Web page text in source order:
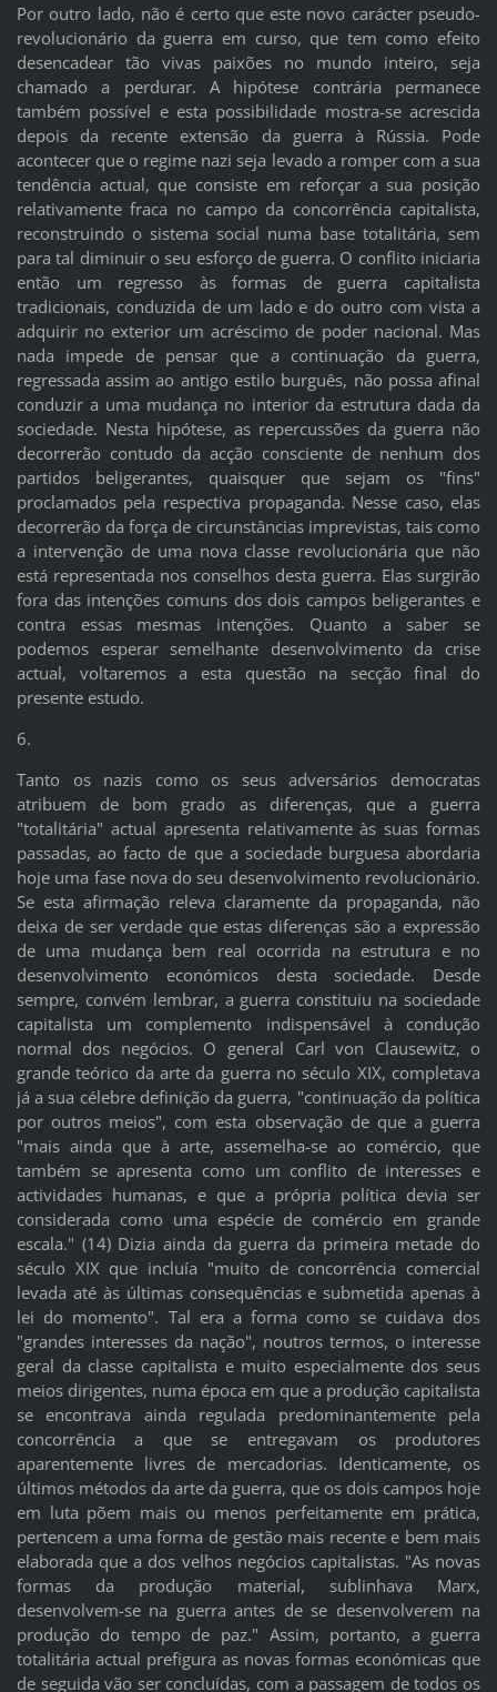
Por outro lado, não é certo que este novo carácter pseudo-
revolucionário da guerra em curso, que tem como efeito
desencadear tão vivas paixões no mundo inteiro, seja
chamado a perdurar. A hipótese contrária permanece
também possível e esta possibilidade mostra-se acrescida
depois da recente extensão da guerra à Rússia. Pode
acontecer que o regime nazi seja levado a romper com a sua
tendência actual, que consiste em reforçar a sua posição
relativamente fraca no campo da concorrência capitalista,
reconstruindo o sistema social numa base totalitária, sem
para tal diminuir o seu esforço de guerra. O conflito iniciaria
então um regresso às formas de guerra capitalista
tradicionais, conduzida de um lado e do outro com vista a
adquirir no exterior um acréscimo de poder nacional. Mas
nada impede de pensar que a continuação da guerra,
regressada assim ao antigo estilo burguês, não possa afinal
conduzir a uma mudança no interior da estrutura dada da
sociedade. Nesta hipótese, as repercussões da guerra não
decorrerão contudo da acção consciente de nenhum dos
partidos beligerantes, quaisquer que sejam os "fins"
proclamados pela respectiva propaganda. Nesse caso, elas
decorrerão da força de circunstâncias imprevistas, tais como
a intervenção de uma nova classe revolucionária que não
está representada nos conselhos desta guerra. Elas surgirão
fora das intenções comuns dos dois campos beligerantes e
contra essas mesmas intenções. Quanto a saber se
podemos esperar semelhante desenvolvimento da crise
actual, voltaremos a esta questão na secção final do
presente estudo.
6.
Tanto os nazis como os seus adversários democratas
atribuem de bom grado as diferenças, que a guerra
"totalitária" actual apresenta relativamente às suas formas
passadas, ao facto de que a sociedade burguesa abordaria
hoje uma fase nova do seu desenvolvimento revolucionário.
Se esta afirmação releva claramente da propaganda, não
deixa de ser verdade que estas diferenças são a expressão
de uma mudança bem real ocorrida na estrutura e no
desenvolvimento económicos desta sociedade. Desde
sempre, convém lembrar, a guerra constituiu na sociedade
capitalista um complemento indispensável à condução
normal dos negócios. O general Carl von Clausewitz, o
grande teórico da arte da guerra no século XIX, completava
já a sua célebre definição da guerra, "continuação da política
por outros meios", com esta observação de que a guerra
"mais ainda que à arte, assemelha-se ao comércio, que
também se apresenta como um conflito de interesses e
actividades humanas, e que a própria política devia ser
considerada como uma espécie de comércio em grande
escala." (14) Dizia ainda da guerra da primeira metade do
século XIX que incluía "muito de concorrência comercial
levada até às últimas consequências e submetida apenas à
lei do momento". Tal era a forma como se cuidava dos
"grandes interesses da nação", noutros termos, o interesse
geral da classe capitalista e muito especialmente dos seus
meios dirigentes, numa época em que a produção capitalista
se encontrava ainda regulada predominantemente pela
concorrência a que se entregavam os produtores
aparentemente livres de mercadorias. Identicamente, os
últimos métodos da arte da guerra, que os dois campos hoje
em luta põem mais ou menos perfeitamente em prática,
pertencem a uma forma de gestão mais recente e bem mais
elaborada que a dos velhos negócios capitalistas. "As novas
formas da produção material, sublinhava Marx,
desenvolvem-se na guerra antes de se desenvolverem na
produção do tempo de paz." Assim, portanto, a guerra
totalitária actual prefigura as novas formas económicas que
de seguida vão ser concluídas, com a passagem de todos os